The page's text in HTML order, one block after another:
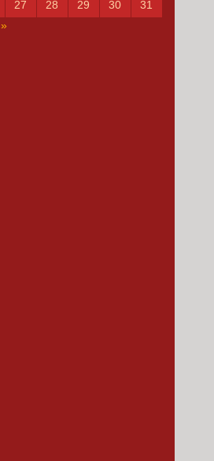
27 28 29 30
31